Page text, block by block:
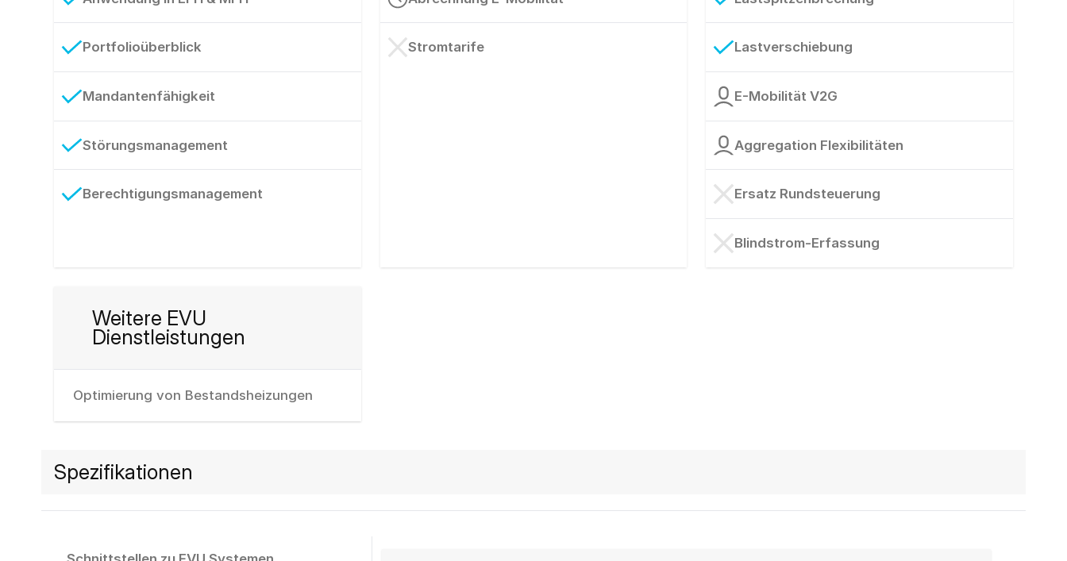
Portfolioüberblick
Mandantenfähigkeit
Störungsmanagement
Berechtigungsmanagement
Stromtarife Lastverschiebung
E-Mobilität V2G
Aggregation Flexibilitäten
Ersatz Rundsteuerung
Blindstrom-Erfassung
Weitere EVU
Dienstleistungen
Optimierung von Bestandsheizungen
Spezifikationen